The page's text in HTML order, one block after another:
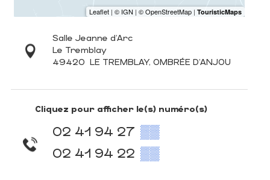
Salle Jeanne d'Arc
Le Tremblay
49420 LE TREMBLAY, OMBRÉE D'ANJOU
Cliquez pour afficher le(s) numéro(s)
02 41 94 27 ▒▒
02 41 94 22 ▒▒